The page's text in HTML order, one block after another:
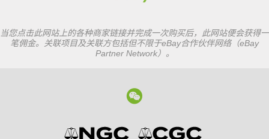
当您点击此网站上的各种商家链接并完成一次购买后，此网站便会获得一
笔佣金。关联项目及关联方包括但不限于eBay合作伙伴网络（eBay
Partner Network）。